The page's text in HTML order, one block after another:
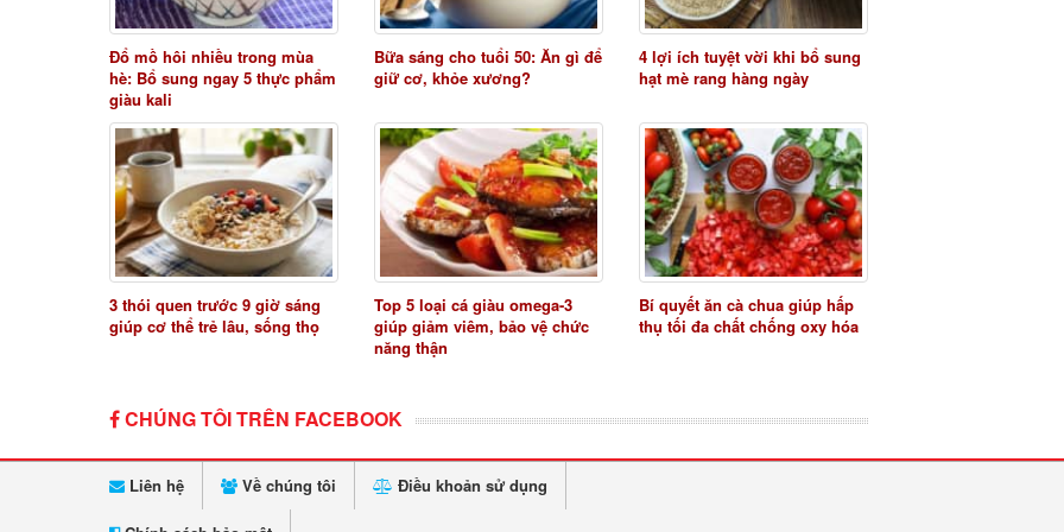
Đổ mồ hôi nhiều trong mùa
hè: Bổ sung ngay 5 thực phẩm
giàu kali
Bữa sáng cho tuổi 50: Ăn gì để
giữ cơ, khỏe xương?
4 lợi ích tuyệt vời khi bổ sung
hạt mè rang hàng ngày
3 thói quen trước 9 giờ sáng
giúp cơ thể trẻ lâu, sống thọ
Top 5 loại cá giàu omega-3
giúp giảm viêm, bảo vệ chức
năng thận
Bí quyết ăn cà chua giúp hấp
thụ tối đa chất chống oxy hóa
CHÚNG TÔI TRÊN FACEBOOK
Liên hệ Về chúng tôi Điều khoản sử dụng